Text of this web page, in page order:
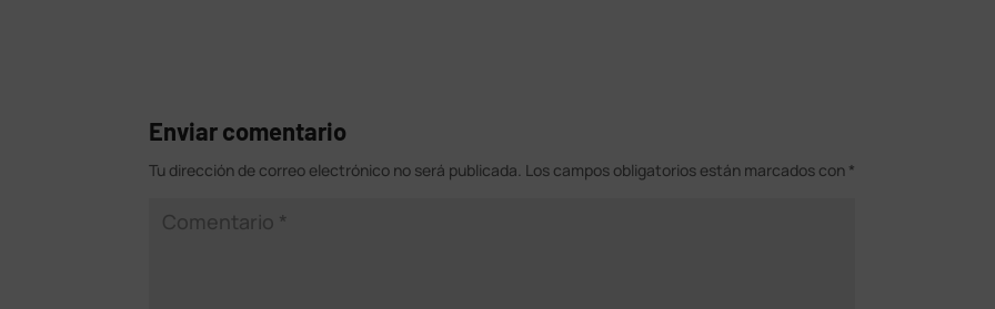
Enviar comentario
Tu dirección de correo electrónico no será publicada. Los campos obligatorios están marcados con *